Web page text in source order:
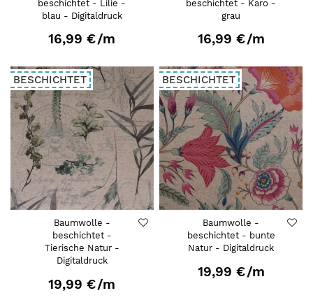
beschichtet - Lilie -
blau - Digitaldruck
16,99 €/m
beschichtet - Karo -
grau
16,99 €/m
BESCHICHTET
Baumwolle -
beschichtet -
Tierische Natur -
Digitaldruck
19,99 €/m
BESCHICHTET
Baumwolle -
beschichtet - bunte
Natur - Digitaldruck
19,99 €/m